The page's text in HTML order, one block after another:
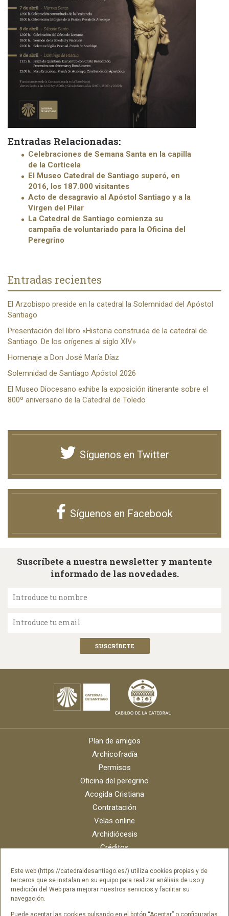
Este web (https://catedraldesantiago.es/) utiliza cookies propias y de
terceros que se instalan en su equipo para realizar análisis de uso y
medición del Web para mejorar nuestros servicios y facilitar su
navegación.
Puede aceptar las cookies pulsando en el botón “Aceptar” o configurarlas
Entradas Relacionadas:
Celebraciones de Semana Santa en la capilla
de la Corticela
El Museo Catedral de Santiago superó, en
2016, los 187.000 visitantes
Acto de desagravio al Apóstol Santiago y a la
Virgen del Pilar
La Catedral de Santiago comienza su
campaña de voluntariado para la Oficina del
Peregrino
Entradas recientes
El Arzobispo preside en la catedral la Solemnidad del Apóstol
Santiago
Presentación del libro «Historia construida de la catedral de
Santiago. De los orígenes al siglo XIV»
Homenaje a Don José María Díaz
Solemnidad de Santiago Apóstol 2026
El Museo Diocesano exhibe la exposición itinerante sobre el
800º aniversario de la Catedral de Toledo
Síguenos en Twitter
Síguenos en Facebook
Suscríbete a nuestra newsletter y mantente
informado de las novedades.
Introduce tu nombre
Introduce tu email
Plan de amigos
Archicofradía
Permisos
Oficina del peregrino
Acogida Cristiana
Contratación
Velas online
Archidiócesis
Créditos
Contacto
Portal del empleado SAMI Catedral